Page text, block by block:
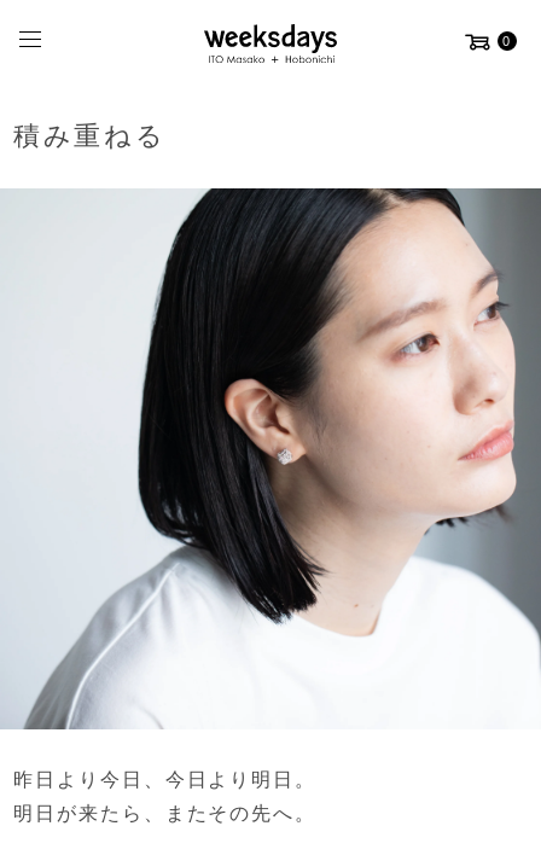
0
積み重ねる
昨日より今日、 今日より明日。
明日が来たら、またその先へ。